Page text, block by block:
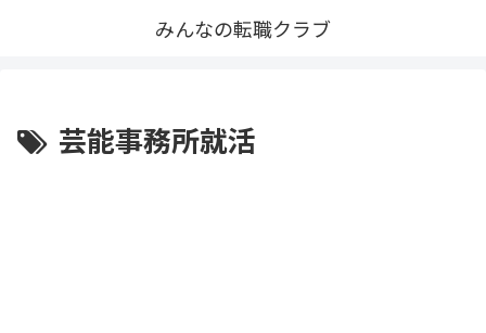
みんなの転職クラブ
芸能事務所就活